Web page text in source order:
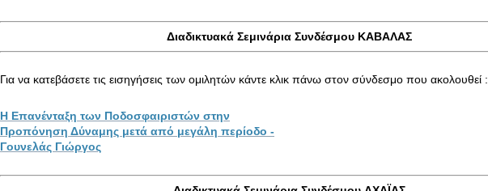
Διαδικτυακά Σεμινάρια Συνδέσμου ΚΑΒΑΛΑΣ
Για να κατεβάσετε τις εισηγήσεις των ομιλητών κάντε κλικ πάνω στον σύνδεσμο που ακολουθεί :
Η Επανένταξη των Ποδοσφαιριστών στην
Προπόνηση Δύναμης μετά από μεγάλη περίοδο -
Γουνελάς Γιώργος